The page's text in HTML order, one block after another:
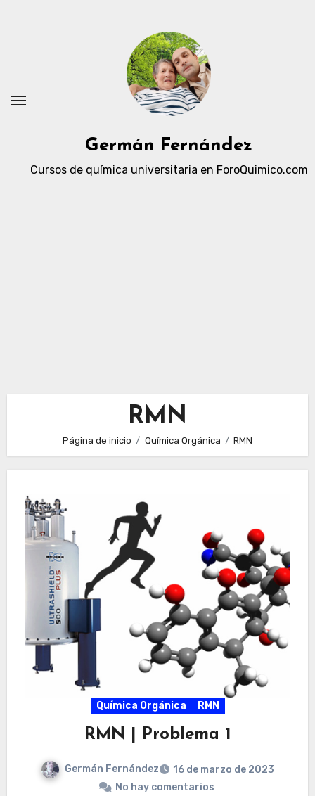
Germán Fernández
Cursos de química universitaria en ForoQuimico.com
RMN
Página de inicio Química Orgánica RMN
Química Orgánica RMN
RMN | Problema 1
Germán Fernández
16 de marzo de 2023
No hay comentarios